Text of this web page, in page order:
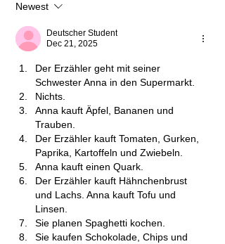
Newest
Deutscher Student
Dec 21, 2025
Der Erzähler geht mit seiner
Schwester Anna in den Supermarkt.
Nichts.
Anna kauft Äpfel, Bananen und
Trauben.
Der Erzähler kauft Tomaten, Gurken,
Paprika, Kartoffeln und Zwiebeln.
Anna kauft einen Quark.
Der Erzähler kauft Hähnchenbrust
und Lachs. Anna kauft Tofu und
Linsen.
Sie planen Spaghetti kochen.
Sie kaufen Schokolade, Chips und